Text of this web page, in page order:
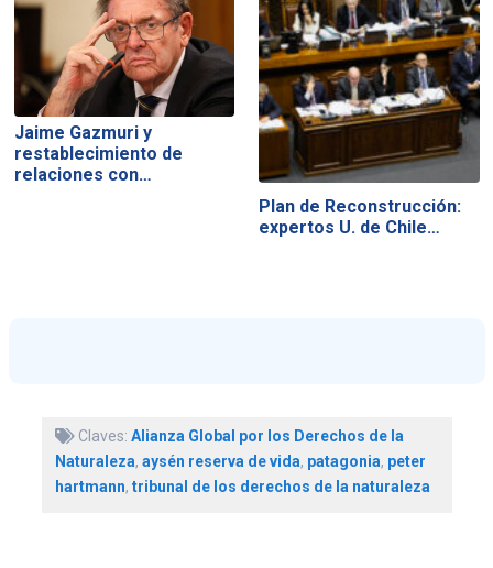
Jaime Gazmuri y
restablecimiento de
relaciones con…
Plan de Reconstrucción:
expertos U. de Chile…
Claves: Alianza Global por los Derechos de la
Naturaleza, aysén reserva de vida, patagonia, peter
hartmann, tribunal de los derechos de la naturaleza